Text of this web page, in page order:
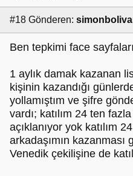
#18 Gönderen:
Ben tepkimi face
1 aylık damak kazanan
kişinin kazandığı
yollamıştım ve şifre
vardı; katılım 24 ten
açıklanıyor yok katılım
arkadaşımın
Venedik çekilişine de